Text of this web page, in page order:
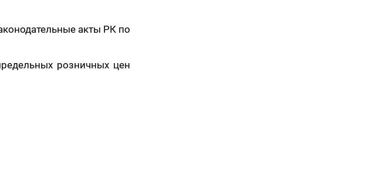
акты РК по
розничных цен